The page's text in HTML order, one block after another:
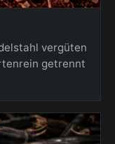
vergüten
getrennt